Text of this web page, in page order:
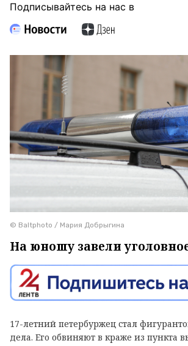
Подписывайтесь на нас в
© Baltphoto / Мария Добрыгина
На юношу завели
17-летний петербуржец стал
дела. Его обвиняют в краже из пункта